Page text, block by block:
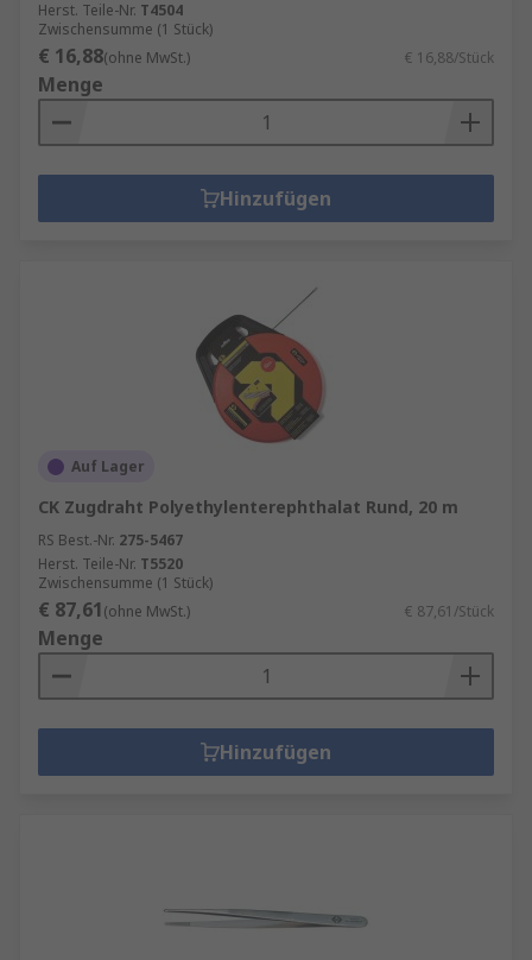
Herst. Teile-Nr. T4504
Zwischensumme (1 Stück)
€ 16,88(ohne MwSt.) € 16,88/Stück
Menge
Hinzufügen
Auf Lager
CK Zugdraht Polyethylenterephthalat Rund, 20 m
RS Best.-Nr. 275-5467
Herst. Teile-Nr. T5520
Zwischensumme (1 Stück)
€ 87,61(ohne MwSt.) € 87,61/Stück
Menge
Hinzufügen